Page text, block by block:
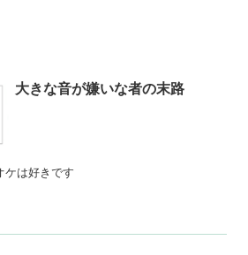
大きな音が嫌いな者の末路
ケは好きです